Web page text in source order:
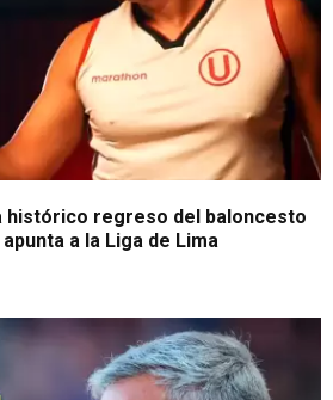
histórico regreso del baloncesto
a la Liga de Lima